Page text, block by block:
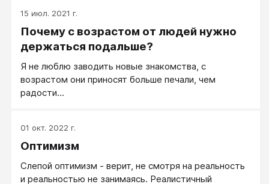
15 июл. 2021 г.
Почему с возрастом от людей нужно
держаться подальше?
Я не люблю заводить новые знакомства, с
возрастом они приносят больше печали, чем
радости...
01 окт. 2022 г.
Оптимизм
Слепой оптимизм - верит, не смотря на реальность
и реальностью не занимаясь. Реалистичный